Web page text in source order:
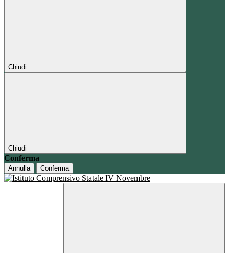
Chiudi
Chiudi
Conferma
Annulla Conferma